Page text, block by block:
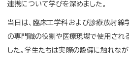
連携について学びを深めました。
当日は、臨床工学科および診療放射線
の専門職の役割や医療現場で使用され
した。学生たちは実際の設備に触れな